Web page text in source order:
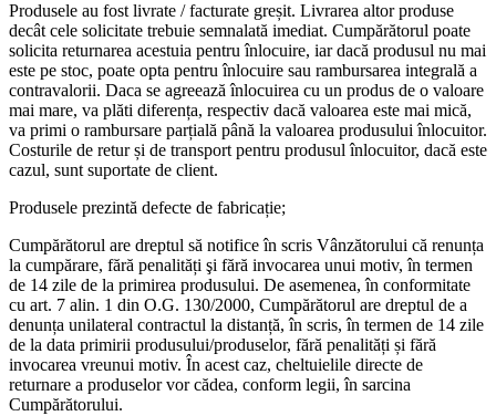
Produsele au fost livrate / facturate greșit. Livrarea altor produse
decât cele solicitate trebuie semnalată imediat. Cumpărătorul poate
solicita returnarea acestuia pentru înlocuire, iar dacă produsul nu mai
este pe stoc, poate opta pentru înlocuire sau rambursarea integrală a
contravalorii. Daca se agreează înlocuirea cu un produs de o valoare
mai mare, va plăti diferența, respectiv dacă valoarea este mai mică,
va primi o rambursare parțială până la valoarea produsului înlocuitor.
Costurile de retur și de transport pentru produsul înlocuitor, dacă este
cazul, sunt suportate de client.
Produsele prezintă defecte de fabricație;
Cumpărătorul are dreptul să notifice în scris Vânzătorului că renunța
la cumpărare, fără penalități şi fără invocarea unui motiv, în termen
de 14 zile de la primirea produsului. De asemenea, în conformitate
cu art. 7 alin. 1 din O.G. 130/2000, Cumpărătorul are dreptul de a
denunța unilateral contractul la distanță, în scris, în termen de 14 zile
de la data primirii produsului/produselor, fără penalități și fără
invocarea vreunui motiv. În acest caz, cheltuielile directe de
returnare a produselor vor cădea, conform legii, în sarcina
Cumpărătorului.